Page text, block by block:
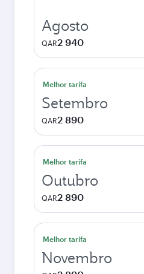
Agosto
QAR2 940
Melhor tarifa
Setembro
QAR2 890
Melhor tarifa
Outubro
QAR2 890
Melhor tarifa
Novembro